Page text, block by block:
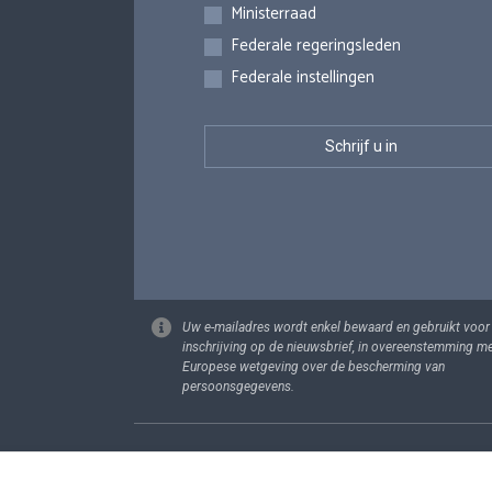
Ministerraad
Federale regeringsleden
Federale instellingen
Uw e-mailadres wordt enkel bewaard en gebruikt voor
inschrijving op de nieuwsbrief, in overeenstemming
Europese wetgeving over de bescherming van
persoonsgegevens.
Footer